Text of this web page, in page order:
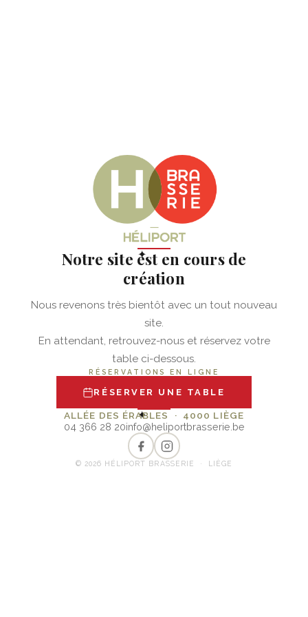
✦
Notre site est en cours de
création
Nous revenons très bientôt avec un tout nouveau
site.
En attendant, retrouvez-nous et réservez votre
table ci-dessous.
RÉSERVATIONS EN LIGNE
RÉSERVER UNE TABLE
✦
ALLÉE DES ÉRABLES · 4000 LIÈGE
04 366 28 20info@heliportbrasserie.be
© 2026 HÉLIPORT BRASSERIE · LIÈGE